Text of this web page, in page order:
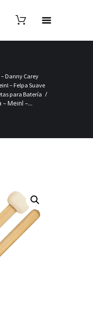
Danny Carey
– Felpa Suave
para Batería
Meinl –...